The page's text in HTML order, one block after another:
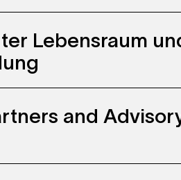
Lebensraum
and